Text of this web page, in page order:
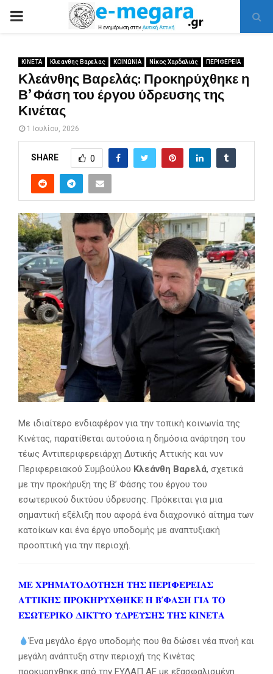
PRIMARY
ΚΙΝΕΤΑ Κλεανθης Βαρελας ΚΟΙΝΩΝΙΑ Νίκος Χαρδαλιάς ΠΕΡΙΦΕΡΕΙΑ
Κλεάνθης Βαρελάς: Προκηρύχθηκε η
Β’ Φάση του έργου ύδρευσης της
Κινέτας
1 Ιουλίου, 2026
SHARE 0
Με ιδιαίτερο ενδιαφέρον για την τοπική κοινωνία της
Κινέτας, παρατίθεται αυτούσια η δημόσια ανάρτηση του
τέως Αντιπεριφερειάρχη Δυτικής Αττικής και νυν
Περιφερειακού Συμβούλου Κλεάνθη Βαρελά, σχετικά
με την προκήρυξη της Β’ Φάσης του έργου του
εσωτερικού δικτύου ύδρευσης. Πρόκειται για μια
σημαντική εξέλιξη που αφορά ένα διαχρονικό αίτημα των
κατοίκων και ένα έργο υποδομής με αναπτυξιακή
προοπτική για την περιοχή.
𝚳𝚬 𝚾𝚸𝚮𝚳𝚨𝚻𝚶𝚫𝚶𝚻𝚮𝚺𝚮 𝚻𝚮𝚺 𝚷𝚬𝚸𝚰𝚽𝚬𝚸𝚬𝚰𝚨𝚺
𝚨𝚻𝚻𝚰𝚱𝚮𝚺 𝚷𝚸𝚶𝚱𝚮𝚸𝚼𝚾𝚯𝚮𝚱𝚬 𝚮 𝚩’𝚽𝚨𝚺𝚮 𝚪𝚰𝚨 𝚻𝚶
𝚬𝚺𝛀𝚻𝚬𝚸𝚰𝚱𝚶 𝚫𝚰𝚱𝚻𝚼𝚶 𝚼𝚫𝚸𝚬𝚼𝚺𝚮𝚺 𝚻𝚮𝚺 𝚱𝚰𝚴𝚬𝚻𝚨
Ένα μεγάλο έργο υποδομής που θα δώσει νέα πνοή και
μεγάλη ανάπτυξη στην περιοχή της Κινέτας
προκυρηχθηκε από την ΕΥΔΑΠ ΑΕ με εξασφαλισμένη